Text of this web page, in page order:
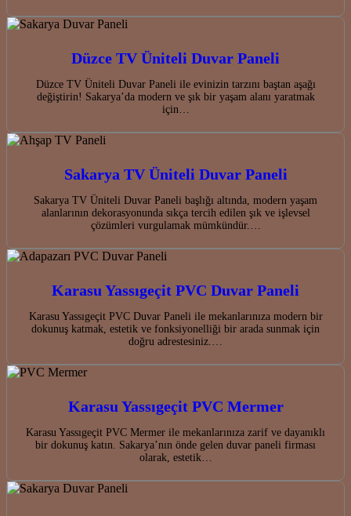
Düzce TV Üniteli Duvar Paneli
Düzce TV Üniteli Duvar Paneli ile evinizin tarzını baştan aşağı
değiştirin! Sakarya’da modern ve şık bir yaşam alanı yaratmak
için…
Sakarya TV Üniteli Duvar Paneli
Sakarya TV Üniteli Duvar Paneli başlığı altında, modern yaşam
alanlarının dekorasyonunda sıkça tercih edilen şık ve işlevsel
çözümleri vurgulamak mümkündür.…
Karasu Yassıgeçit PVC Duvar Paneli
Karasu Yassıgeçit PVC Duvar Paneli ile mekanlarınıza modern bir
dokunuş katmak, estetik ve fonksiyonelliği bir arada sunmak için
doğru adrestesiniz.…
Karasu Yassıgeçit PVC Mermer
Karasu Yassıgeçit PVC Mermer ile mekanlarınıza zarif ve dayanıklı
bir dokunuş katın. Sakarya’nın önde gelen duvar paneli firması
olarak, estetik…